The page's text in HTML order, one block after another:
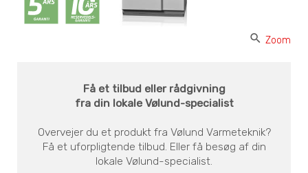
search Zoom
Få et tilbud eller rådgivning
fra din lokale Vølund-specialist
Overvejer du et produkt fra Vølund Varmeteknik?
Få et uforpligtende tilbud. Eller få besøg af din
lokale Vølund-specialist.